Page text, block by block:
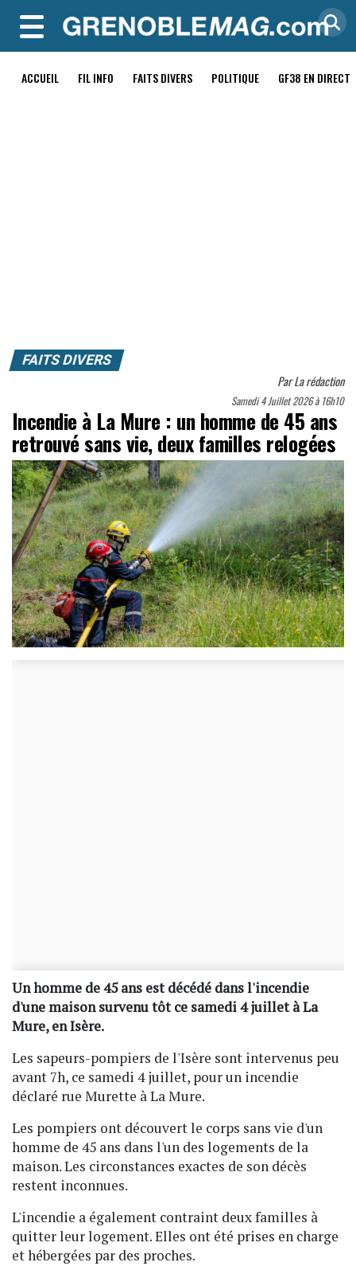
MENU
ACCUEIL FIL INFO FAITS DIVERS POLITIQUE GF38 EN DIRECT
FAITS DIVERS
ParLa rédaction
Samedi 4 Juillet 2026 à 16h10
Incendie à La Mure : un homme de 45 ans
retrouvé sans vie, deux familles relogées
Un homme de 45 ans est décédé dans l'incendie
d'une maison survenu tôt ce samedi 4 juillet à La
Mure, en Isère.
Les sapeurs-pompiers de l'Isère sont intervenus peu
avant 7h, ce samedi 4 juillet, pour un incendie
déclaré rue Murette à La Mure.
Les pompiers ont découvert le corps sans vie d'un
homme de 45 ans dans l'un des logements de la
maison. Les circonstances exactes de son décès
restent inconnues.
L'incendie a également contraint deux familles à
quitter leur logement. Elles ont été prises en charge
et hébergées par des proches.